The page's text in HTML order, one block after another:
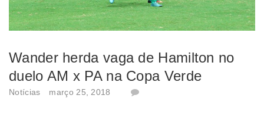
Wander herda vaga de Hamilton no
duelo AM x PA na Copa Verde
Notícias março 25, 2018